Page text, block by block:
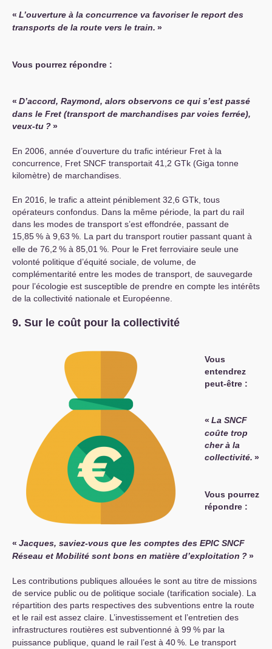
« L’ouverture à la concurrence va favoriser le report des
transports de la route vers le train. »
Vous pourrez répondre :
« D’accord, Raymond, alors observons ce qui s’est passé
dans le Fret (transport de marchandises par voies ferrée),
veux-tu ?»
En 2006, année d’ouverture du trafic intérieur Fret à la
concurrence, Fret SNCF transportait 41,2 GTk (Giga tonne
kilomètre) de marchandises.
En 2016, le trafic a atteint péniblement 32,6 GTk, tous
opérateurs confondus. Dans la même période, la part du rail
dans les modes de transport s’est effondrée, passant de
15,85% à 9,63 %. La part du transport routier passant quant à
elle de 76,2 % à 85,01 %. Pour le Fret ferroviaire seule une
volonté politique d’équité sociale, de volume, de
complémentarité entre les modes de transport, de sauvegarde
pour l’écologie est susceptible de prendre en compte les intérêts
de la collectivité nationale et Européenne.
9. Sur le coût pour la collectivité
Vous
entendrez
peut-être :
« La SNCF
coûte trop
cher à la
collectivité. »
Vous pourrez
répondre :
« Jacques, saviez-vous que les comptes des EPIC SNCF
Réseau et Mobilité sont bons en matière d’exploitation ?»
Les contributions publiques allouées le sont au titre de missions
de service public ou de politique sociale (tarification sociale). La
répartition des parts respectives des subventions entre la route
et le rail est assez claire. L’investissement et l’entretien des
infrastructures routières est subventionné à 99 % par la
puissance publique, quand le rail l’est à 40%. Le transport